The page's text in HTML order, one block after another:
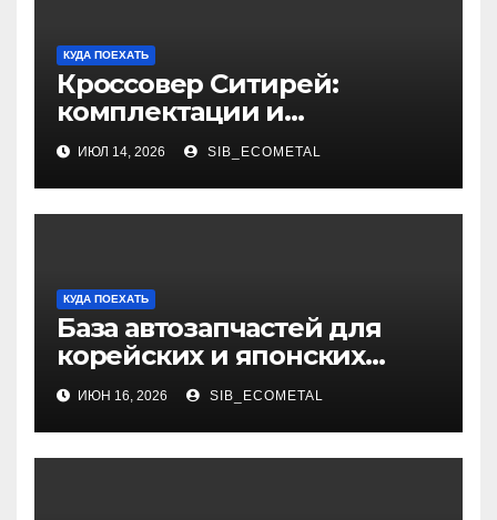
КУДА ПОЕХАТЬ
Кроссовер Ситирей:
комплектации и
характеристики
ИЮЛ 14, 2026 SIB_ECOMETAL
КУДА ПОЕХАТЬ
База автозапчастей для
корейских и японских
грузовиков
ИЮН 16, 2026 SIB_ECOMETAL